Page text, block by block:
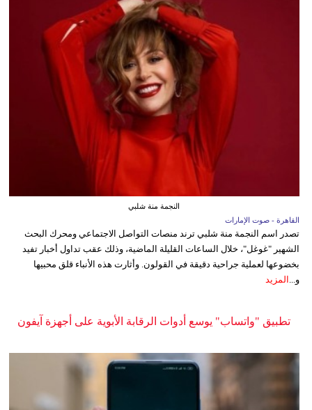
النجمة منة شلبي
القاهرة - صوت الإمارات
تصدر اسم النجمة منة شلبي ترند منصات التواصل الاجتماعي ومحرك البحث
الشهير "غوغل"، خلال الساعات القليلة الماضية، وذلك عقب تداول أخبار تفيد
بخضوعها لعملية جراحية دقيقة في القولون. وأثارت هذه الأنباء قلق محبيها
و... المزيد
تطبيق "واتساب" يوسع أدوات الرقابة الأبوية على أجهزة آيفون